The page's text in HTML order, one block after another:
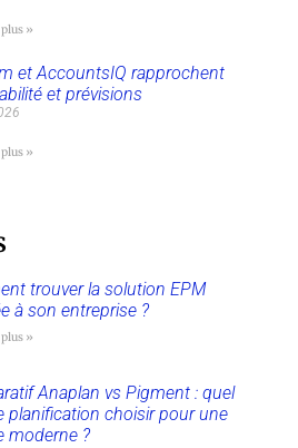
»
et AccountsIQ rapprochent
et prévisions
»
trouver la solution EPM
à son entreprise ?
»
Anaplan vs Pigment : quel
planification choisir pour une
moderne ?